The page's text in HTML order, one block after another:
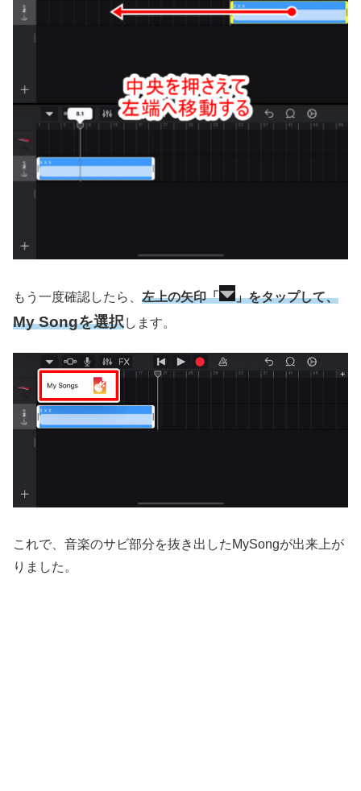
もう一度確認したら、 左上の矢印「 」をタップして、
My Songを選択します。
これで、音楽のサビ部分を抜き出したMySongが出来上が
りました。